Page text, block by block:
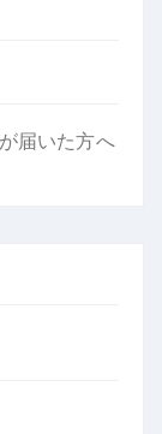
届いた方へ